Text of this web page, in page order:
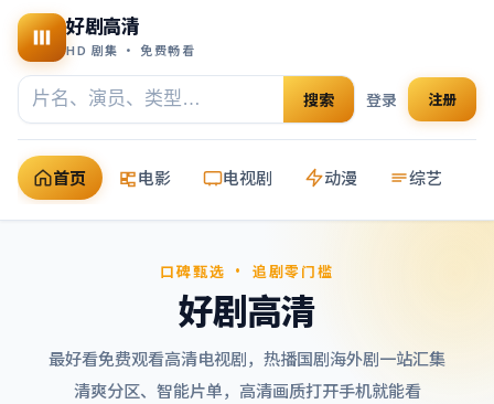
好剧高清
HD 剧集 · 免费畅看
搜索 登录 注册
首页 电影 电视剧 动漫 综艺
口碑甄选 · 追剧零门槛
好剧高清
最好看免费观看高清电视剧，热播国剧海外剧一站汇集
清爽分区、智能片单，高清画质打开手机就能看